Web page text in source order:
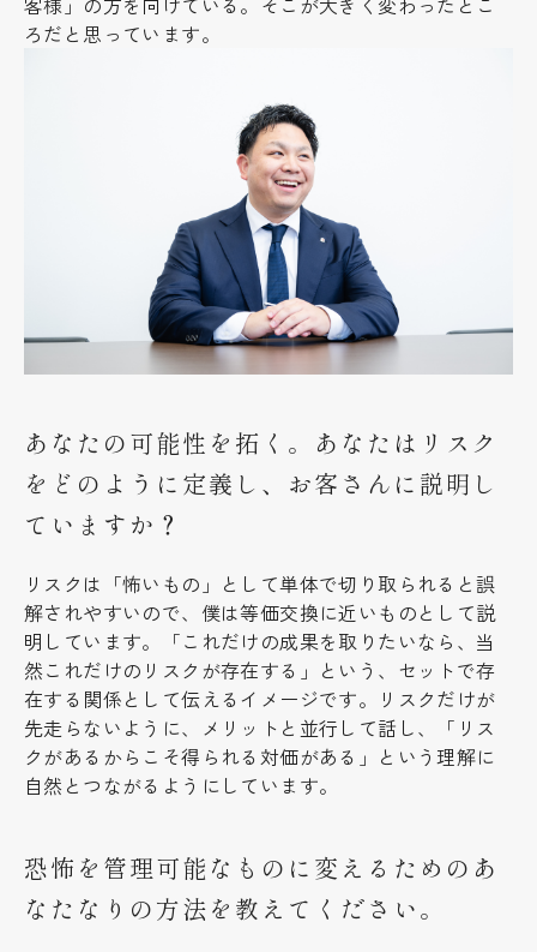
ろだと思っています。
あなたの可能性を拓く。あなたはリスク
をどのように定義し、お客さんに説明し
ていますか？
リスクは「怖いもの」として単体で切り取られると誤
解されやすいので、僕は等価交換に近いものとして説
明しています。「これだけの成果を取りたいなら、当
然これだけのリスクが存在する」という、セットで存
在する関係として伝えるイメージです。リスクだけが
先走らないように、メリットと並行して話し、「リス
クがあるからこそ得られる対価がある」という理解に
自然とつながるようにしています。
恐怖を管理可能なものに変えるためのあ
なたなりの方法を教えてください。